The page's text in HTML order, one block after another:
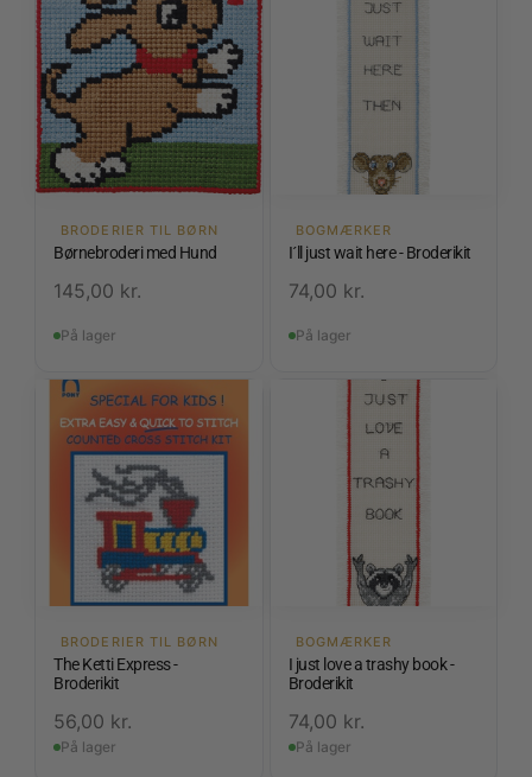
BRODERIER TIL BØRN
Børnebroderi med Hund
145,00 kr.
På lager
BOGMÆRKER
I´ll just wait here - Broderikit
74,00 kr.
På lager
BRODERIER TIL BØRN
The Ketti Express -
Broderikit
56,00 kr.
På lager
BOGMÆRKER
I just love a trashy book -
Broderikit
74,00 kr.
På lager